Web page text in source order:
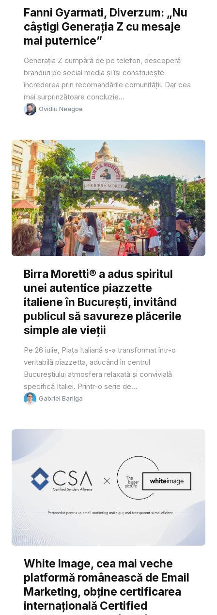
Fanni Gyarmati, Diverzum: „Nu
câștigi Generația Z cu mesaje
mai puternice”
Generația Z cumpără de pe telefon, descoperă
branduri pe social media și își construiește
încrederea prin recomandările comunității. Dar cea
mai surprinzătoare concluzie...
Ovidiu Neagoe
Birra Moretti® a adus spiritul
unei autentice piazzette
italiene în București, invitând
publicul să savureze plăcerile
simple ale vieții
Pe 26 iulie, Piața Italiană s-a transformat într-o
veritabilă piazzetta, aducând în centrul
Bucureștiului atmosfera relaxată și convivială
specifică Italiei. Printr-o serie de...
Gabriel Barliga
White Image, cea mai veche
platformă românească de Email
Marketing, obține certificarea
internațională Certified